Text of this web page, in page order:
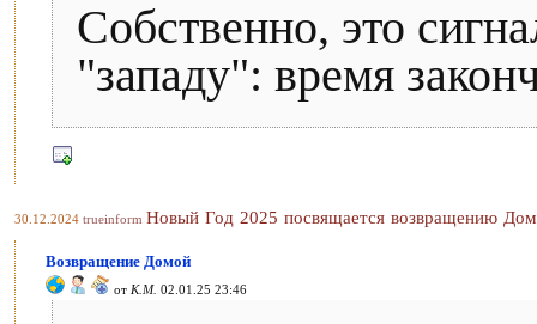
Собственно, это
"западу": время
30.12.2024 trueinform Новый Год 2025 посвящается возвращению
Возвращение Домой
от К.М. 02.01.25 23:46